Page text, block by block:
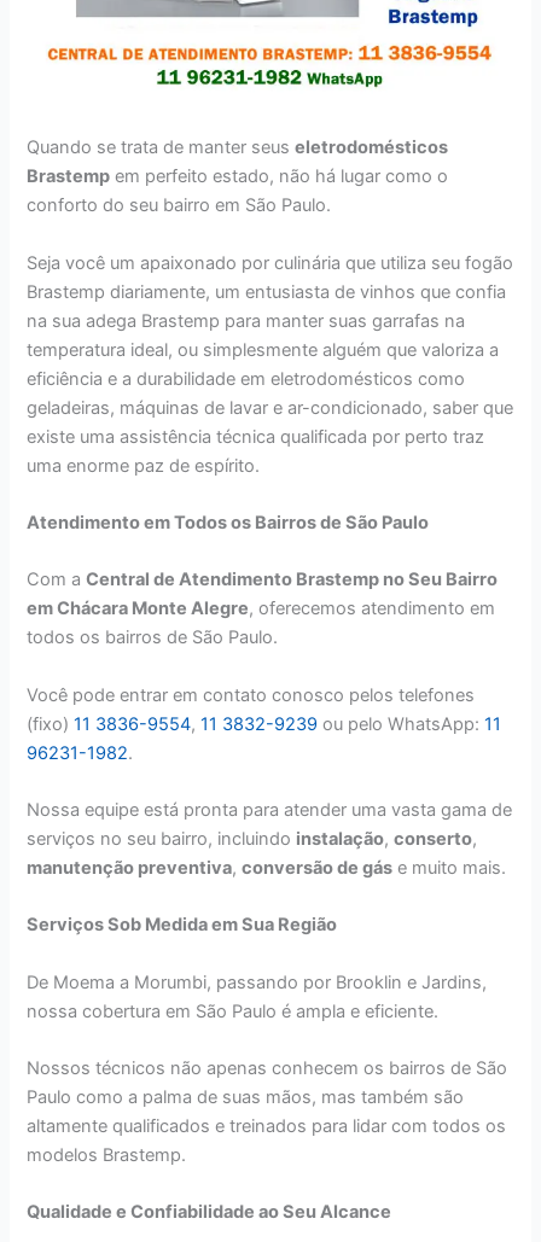
Quando se trata de manter seuseletrodomésticos
Brastemp em perfeito estado, não há lugar como o
conforto do seu bairro em São Paulo.
Seja você um apaixonado por culinária que utiliza seu fogão
Brastemp diariamente, um entusiasta de vinhos que confia
na sua adega Brastemp para manter suas garrafas na
temperatura ideal, ou simplesmente alguém que valoriza a
eficiência e a durabilidade em eletrodomésticos como
geladeiras, máquinas de lavar e ar-condicionado, saber que
existe uma assistência técnica qualificada por perto traz
uma enorme paz de espírito.
Atendimento em Todos os Bairros de São Paulo
Com aCentral de Atendimento Brastemp no Seu Bairro
em Chácara Monte Alegre, oferecemos atendimento em
todos os bairros de São Paulo.
Você pode entrar em contato conosco pelos telefones
(fixo)11 3836-9554,11 3832-9239 ou pelo WhatsApp:11
96231-1982.
Nossa equipe está pronta para atender uma vasta gama de
serviços no seu bairro, incluindo instalação,conserto,
manutenção preventiva,conversão de gás e muito mais.
Serviços Sob Medida em Sua Região
De Moema a Morumbi, passando por Brooklin e Jardins,
nossa cobertura em São Paulo é ampla e eficiente.
Nossos técnicos não apenas conhecem os bairros de São
Paulo como a palma de suas mãos, mas também são
altamente qualificados e treinados para lidar com todos os
modelos Brastemp.
Qualidade e Confiabilidade ao Seu Alcance